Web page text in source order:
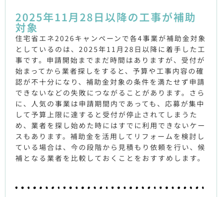
2025年11月28日以降の工事が補助
対象
住宅省エネ2026キャンペーンで各4事業が補助金対象
としているのは、2025年11月28日以降に着手した工
事です。申請開始までまだ時間はありますが、受付が
始まってから業者探しをすると、予算や工事内容の確
認が不十分になり、補助金対象の条件を満たせず申請
できないなどの失敗につながることがあります。さら
に、人気の事業は申請期間内であっても、応募が集中
して予算上限に達すると受付が停止されてしまうた
め、業者を探し始めた時にはすでに利用できないケー
スもあります。補助金を活用してリフォームを検討し
ている場合は、今の段階から見積もり依頼を行い、候
補となる業者を比較しておくことをおすすめします。